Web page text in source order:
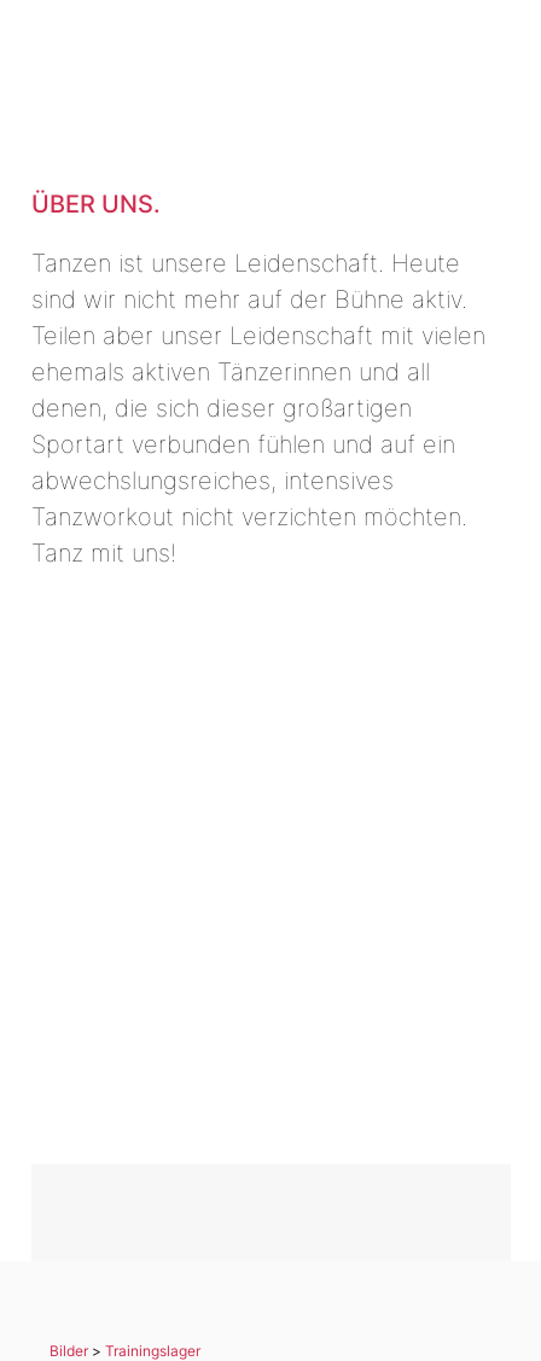
ÜBER UNS.
Tanzen ist unsere Leidenschaft. Heute
sind wir nicht mehr auf der Bühne aktiv.
Teilen aber unser Leidenschaft mit vielen
ehemals aktiven Tänzerinnen und all
denen, die sich dieser großartigen
Sportart verbunden fühlen und auf ein
abwechslungsreiches, intensives
Tanzworkout nicht verzichten möchten.
Tanz mit uns!
Bilder> Trainingslager